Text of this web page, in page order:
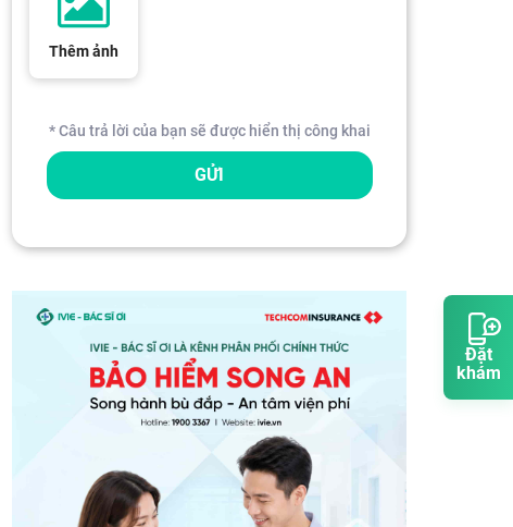
Đặt
khám
Thêm ảnh
* Câu trả lời của bạn sẽ được hiển thị công khai
GỬI